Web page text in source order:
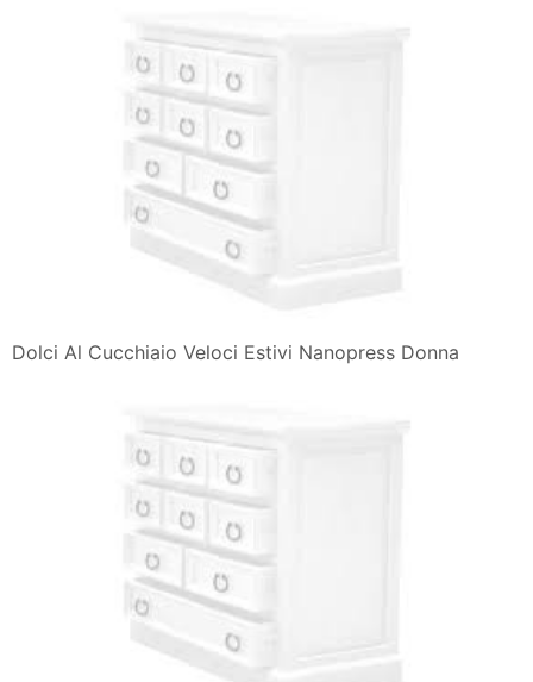
Dolci Al Cucchiaio Veloci Estivi Nanopress Donna